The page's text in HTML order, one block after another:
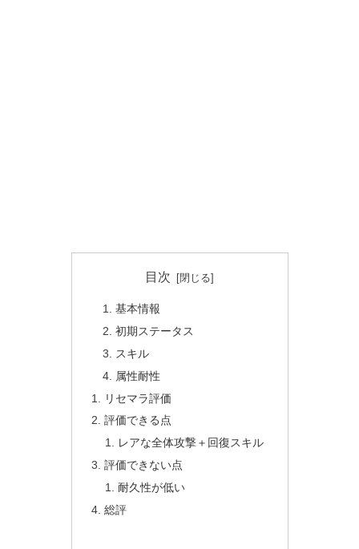
目次
基本情報
初期ステータス
スキル
属性耐性
リセマラ評価
評価できる点
レアな全体攻撃＋回復スキル
評価できない点
耐久性が低い
総評